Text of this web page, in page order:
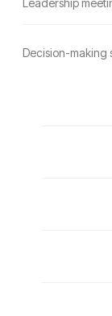
Decision-making